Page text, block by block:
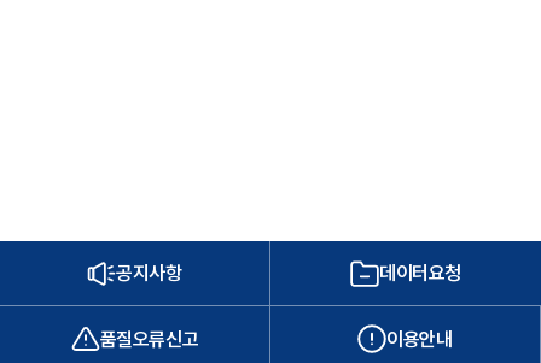
공지사항 데이터요청
품질오류신고 이용안내